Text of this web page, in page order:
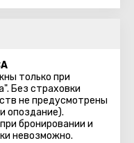
только при
Без страховки
не предусмотрены
опоздание).
бронировании и
невозможно.